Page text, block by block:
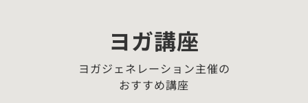
ヨガ講座
ヨガジェネレーション主催の
おすすめ講座